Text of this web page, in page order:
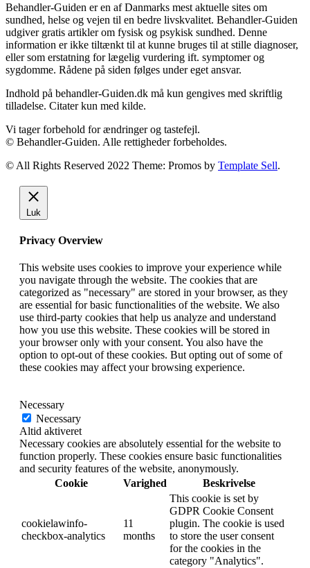
Behandler-Guiden er en af Danmarks mest aktuelle sites om
sundhed, helse og vejen til en bedre livskvalitet. Behandler-Guiden
udgiver gratis artikler om fysisk og psykisk sundhed. Denne
information er ikke tiltænkt til at kunne bruges til at stille diagnoser,
eller som erstatning for lægelig vurdering ift. symptomer og
sygdomme. Rådene på siden følges under eget ansvar.
Indhold på behandler-Guiden.dk må kun gengives med skriftlig
tilladelse. Citater kun med kilde.
Vi tager forbehold for ændringer og tastefejl.
© Behandler-Guiden. Alle rettigheder forbeholdes.
© All Rights Reserved 2022 Theme: Promos by Template Sell.
Luk
Privacy Overview
This website uses cookies to improve your experience while
you navigate through the website. The cookies that are
categorized as "necessary" are stored in your browser, as they
are essential for basic functionalities of the website. We also
use third-party cookies that help us analyze and understand
how you use this website. These cookies will be stored in
your browser only with your consent. You also have the
option to opt-out of these cookies. But opting out of some of
these cookies may affect your browsing experience.
Necessary
Necessary
Altid aktiveret
Necessary cookies are absolutely essential for the website to
function properly. These cookies ensure basic functionalities
and security features of the website, anonymously.
Cookie
Varighed Beskrivelse
cookielawinfo-
checkbox-analytics
11
months
This cookie is set by
GDPR Cookie Consent
plugin. The cookie is used
to store the user consent
for the cookies in the
category "Analytics".